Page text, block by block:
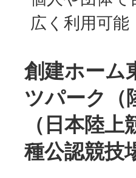
広く利用可能
創建ホーム
ツパーク（
（日本陸
種公認競技